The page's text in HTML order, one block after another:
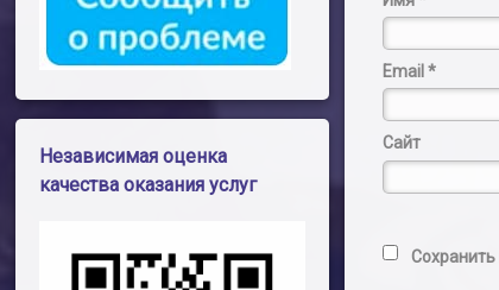
Email*
Сайт
Независимая оценка
качества оказания услуг